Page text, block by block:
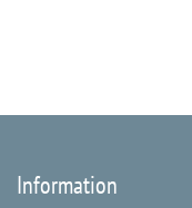
Information